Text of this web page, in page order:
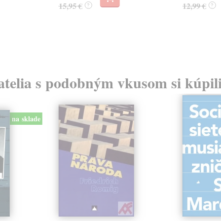
15,95 € ? 12,99 € ?
s podobným vkusom si
na sklade